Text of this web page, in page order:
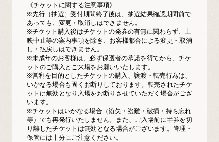
《チケットに関する注意事項》
※先行（抽選）受付期間終了後は、抽選結果確認期間前で
あっても、変更・取消しはできません。
※チケット購入後はチケットの発券の有無に関わらず、上
映中止等の案内事項を除き、お客様都合による変更・取消
し・払戻しはできません。
※未成年のお客様は、必ず保護者の承諾を得てから、チケ
ットのご購入とご来場をお願いいたします。
※営利を目的としたチケットの購入、譲渡・転売行為は、
いかなる場合も固くお断りしております。転売されたチケ
ットは無効となり入場をお断りさせていただく場合がござ
います。
※チケットはいかなる場合（紛失・盗難・破損・持ち忘れ
等）でも再発行いたしません。また、ご入場前に半券を切
り離したチケットは無効となる場合がございます。管理・
保管には十分にご注意ください。